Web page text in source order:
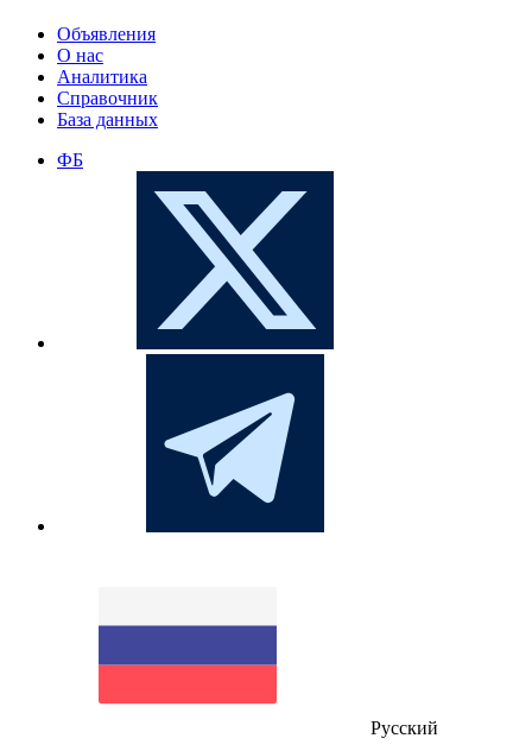
Объявления
О нас
Аналитика
Справочник
База данных
ФБ
Русский